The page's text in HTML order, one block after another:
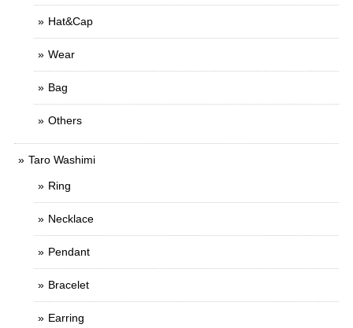
Hat&Cap
Wear
Bag
Others
Taro Washimi
Ring
Necklace
Pendant
Bracelet
Earring